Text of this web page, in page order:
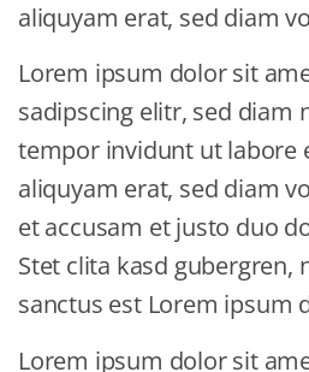
aliquyam erat, sed diam
Lorem ipsum dolor sit
sadipscing elitr, sed diam
tempor invidunt ut labore
aliquyam erat, sed diam
et accusam et justo duo
Stet clita kasd gubergren,
sanctus est Lorem ipsum
Lorem ipsum dolor sit